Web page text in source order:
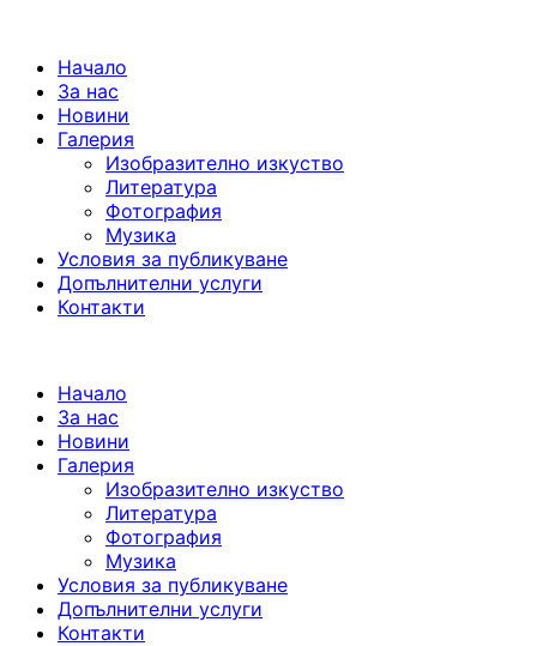
Начало
За нас
Новини
Галерия
Изобразително изкуство
Литература
Фотография
Музика
Условия за публикуване
Допълнителни услуги
Контакти
Начало
За нас
Новини
Галерия
Изобразително изкуство
Литература
Фотография
Музика
Условия за публикуване
Допълнителни услуги
Контакти